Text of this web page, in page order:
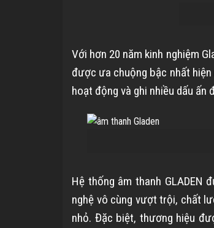
Với hơn 20 năm kinh nghiệm
được ưa chuộng bậc nhất
hoạt động và ghi nhiều dấu ấn
Hệ thống âm thanh
nghệ vô cùng vượt trội, chất
nhỏ. Đặc biệt, thương hiệu